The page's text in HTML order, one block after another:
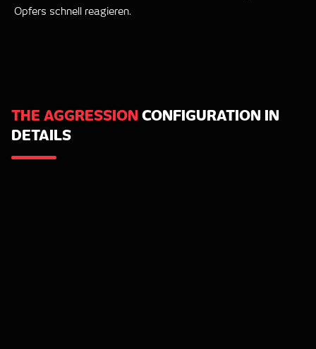
Opfers schnell reagieren.
THE AGGRESSION CONFIGURATION IN
DETAILS